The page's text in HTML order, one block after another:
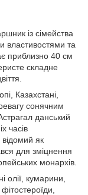
із сімейства
властивостями та
приблизно 40 см
складне
Казахстані,
сонячним
данський
часів
відомий як
для зміцнення
монархів.
олії, кумарини,